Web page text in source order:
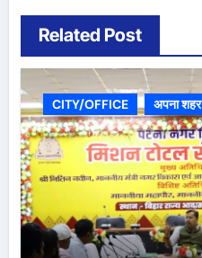
Related Post
CITY/OFFICE अपना शहर